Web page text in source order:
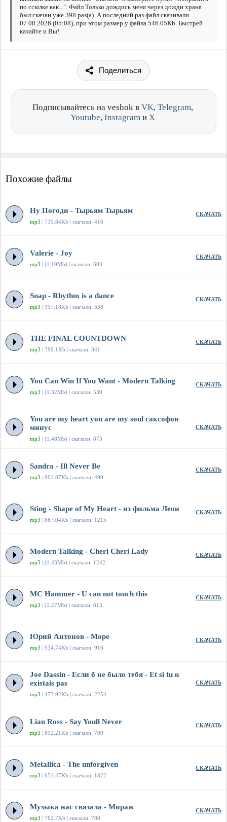
по ссылке как...". Файл Только дождись меня через дожди храня
был скачан уже 398 раз(а). А последний раз файл скачивали
07.08.2026 (05:08), при этом размер у файла 546.05Kb. Быстрей
качайте и Вы!
Поделиться
Подписывайтесь на veshok в VK, Telegram,
Youtube, Instagram и X
Похожие файлы
Ну Погоди - Тырьям Тырьям
mp3 | 739.84Kb | скачали: 416
СКАЧАТЬ
Valerie - Joy
mp3 | (1.19Mb) | скачали: 603
СКАЧАТЬ
Snap - Rhythm is a dance
mp3 | 997.18Kb | скачали: 538
СКАЧАТЬ
THE FINAL COUNTDOWN
mp3 | 390.1Kb | скачали: 341
СКАЧАТЬ
You Can Win If You Want - Modern Talking
mp3 | (1.32Mb) | скачали: 539
СКАЧАТЬ
You are my heart you are my soul саксофон
минус
mp3 | (1.48Mb) | скачали: 873
СКАЧАТЬ
Sandra - Ill Never Be
mp3 | 901.87Kb | скачали: 490
СКАЧАТЬ
Sting - Shape of My Heart - из фильма Леон
mp3 | 887.04Kb | скачали: 1215
СКАЧАТЬ
Modern Talking - Cheri Cheri Lady
mp3 | (1.43Mb) | скачали: 1242
СКАЧАТЬ
MC Hammer - U can not touch this
mp3 | (1.27Mb) | скачали: 615
СКАЧАТЬ
Юрий Антонов - Море
mp3 | 934.74Kb | скачали: 916
СКАЧАТЬ
Joe Dassin - Если б не было тебя - Et si tu n
existais pas
mp3 | 473.92Kb | скачали: 2254
СКАЧАТЬ
Lian Ross - Say Youll Never
mp3 | 892.21Kb | скачали: 709
СКАЧАТЬ
Metallica - The unforgiven
mp3 | 651.47Kb | скачали: 1822
СКАЧАТЬ
Музыка нас связала - Мираж
mp3 | 762.7Kb | скачали: 780
СКАЧАТЬ